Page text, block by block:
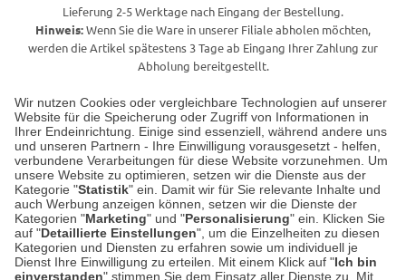
Wir nutzen Cookies oder vergleichbare Technologien auf unserer
Website für die Speicherung oder Zugriff von Informationen in
Ihrer Endeinrichtung. Einige sind essenziell, während andere uns
und unseren Partnern - Ihre Einwilligung vorausgesetzt - helfen,
verbundene Verarbeitungen für diese Website vorzunehmen. Um
unsere Website zu optimieren, setzen wir die Dienste aus der
Kategorie "Statistik" ein. Damit wir für Sie relevante Inhalte und
auch Werbung anzeigen können, setzen wir die Dienste der
Kategorien "Marketing" und "Personalisierung" ein. Klicken Sie
auf "Detaillierte Einstellungen", um die Einzelheiten zu diesen
Kategorien und Diensten zu erfahren sowie um individuell je
Dienst Ihre Einwilligung zu erteilen. Mit einem Klick auf "Ich bin
einverstanden" stimmen Sie dem Einsatz aller Dienste zu. Mit
Lieferung 2-5 Werktage nach Eingang der Bestellung.
Hinweis:Wenn Sie die Ware in unserer Filiale abholen möchten,
werden die Artikel spätestens 3 Tage ab Eingang Ihrer Zahlung zur
Abholung bereitgestellt.
Unser Geschäft in Meckenheim
Auf dem Steinbüchel 6
53340 Meckenheim
Montag bis Samstag 9:00 Uhr bis 18:00 Uhr
weitere Information